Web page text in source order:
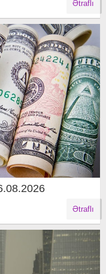
Ətraflı
Ətraflı